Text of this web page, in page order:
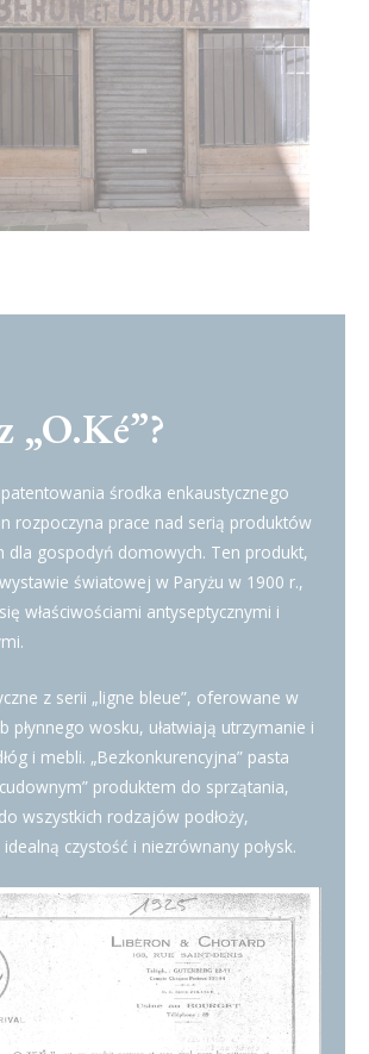
„O.Ké”?
środka enkaustycznego
rozpoczyna prace nad serią produktów
dla gospodyń domowych. Ten produkt,
światowej w Paryżu w 1900 r.,
właściwościami antyseptycznymi i
z serii „ligne bleue”, oferowane w
płynnego wosku, ułatwiają utrzymanie i
i mebli. „Bezkonkurencyjna” pasta
produktem do sprzątania,
wszystkich rodzajów podłoży,
czystość i niezrównany połysk.